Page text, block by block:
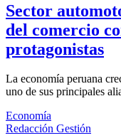
Sector
del comercio
protagonistas
La economía peruana
uno de sus principales
Economía
Redacción Gestión